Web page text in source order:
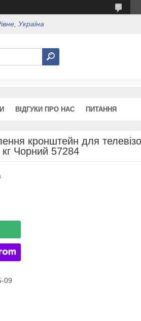
Україна
ВІДГУКИ ПРО НАС ПИТАННЯ
кронштейн для
Чорний 57284
09